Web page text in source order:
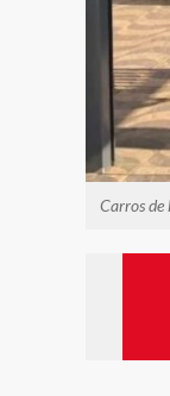
Carros de